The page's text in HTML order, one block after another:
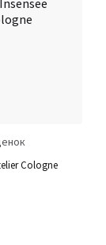
Cologne